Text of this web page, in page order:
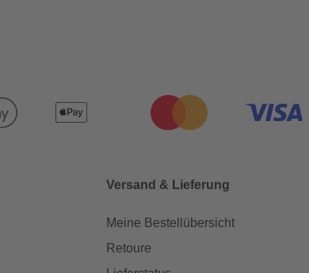
Versand & Lieferung
Meine Bestellübersicht
Retoure